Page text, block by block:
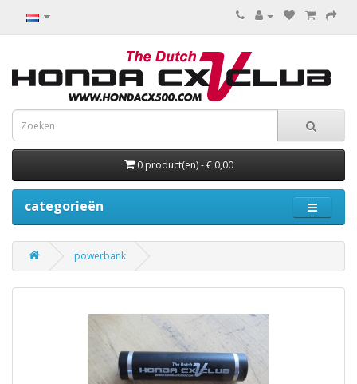
0 product(en) - € 0,00
categorieën
powerbank